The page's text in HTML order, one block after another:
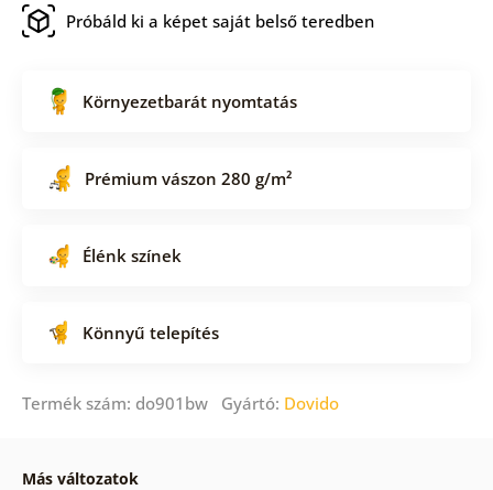
Próbáld ki a képet saját belső teredben
Környezetbarát nyomtatás
Prémium vászon 280 g/m²
Élénk színek
Könnyű telepítés
Termék szám: do901bw Gyártó: Dovido
Más változatok